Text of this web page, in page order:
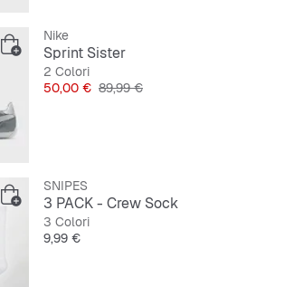
Nike
Sprint Sister
2 Colori
Prezzo
50,00 € Prezzo originale
89,99 €
SNIPES
3 PACK - Crew Sock
3 Colori
Prezzo
9,99 €